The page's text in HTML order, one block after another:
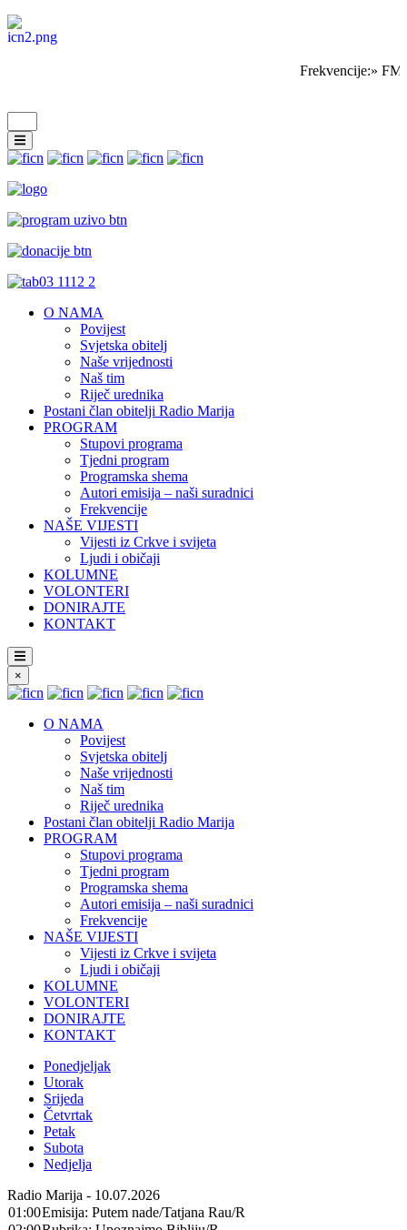
Frekvencije:»
O NAMA
Povijest
Svjetska obitelj
Naše vrijednosti
Naš tim
Riječ urednika
Postani član obitelji Radio Marija
PROGRAM
Stupovi programa
Tjedni program
Programska shema
Autori emisija – naši suradnici
Frekvencije
NAŠE VIJESTI
Vijesti iz Crkve i svijeta
Ljudi i običaji
KOLUMNE
VOLONTERI
DONIRAJTE
KONTAKT
×
O NAMA
Povijest
Svjetska obitelj
Naše vrijednosti
Naš tim
Riječ urednika
Postani član obitelji Radio Marija
PROGRAM
Stupovi programa
Tjedni program
Programska shema
Autori emisija – naši suradnici
Frekvencije
NAŠE VIJESTI
Vijesti iz Crkve i svijeta
Ljudi i običaji
KOLUMNE
VOLONTERI
DONIRAJTE
KONTAKT
Ponedjeljak
Utorak
Srijeda
Četvrtak
Petak
Subota
Nedjelja
Radio Marija - 10.07.2026
01:00Emisija: Putem nade/Tatjana Rau/R